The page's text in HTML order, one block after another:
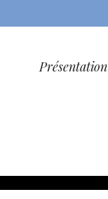
Présentation